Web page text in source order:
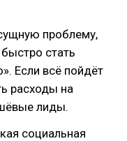
проблему,
стать
Если всё пойдёт
расходы на
лиды.
социальная